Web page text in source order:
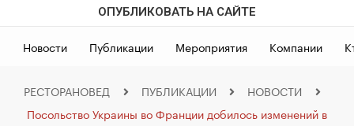
ОПУБЛИКОВАТЬ НА САЙТЕ
Новости Публикации Мероприятия Компании
РЕСТОРАНОВЕД ПУБЛИКАЦИИ
НОВОСТИ
Посольство Украины во Франции добилось изменений в